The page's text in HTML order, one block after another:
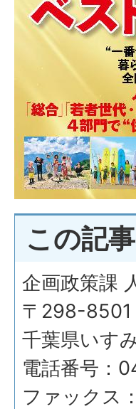
この記
企画政策課
〒298-8501
千葉県いす
電話番号：
ファックス